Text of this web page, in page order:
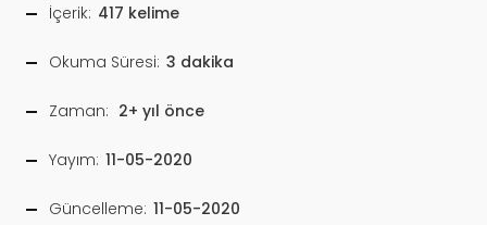
İçerik: 417 kelime
Okuma Süresi: 3 dakika
Zaman: 2+ yıl önce
Yayım: 11-05-2020
Güncelleme: 11-05-2020